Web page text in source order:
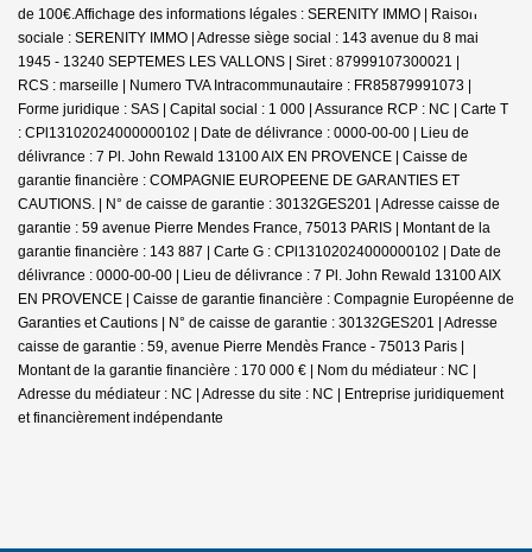
de 100€.Affichage des informations légales : SERENITY IMMO | Raison
sociale : SERENITY IMMO | Adresse siège social : 143 avenue du 8 mai
1945 - 13240 SEPTEMES LES VALLONS | Siret : 87999107300021 |
RCS : marseille | Numero TVA Intracommunautaire : FR85879991073 |
Forme juridique : SAS | Capital social : 1 000 | Assurance RCP : NC | Carte T
: CPl13102024000000102 | Date de délivrance : 0000-00-00 | Lieu de
délivrance : 7 Pl. John Rewald 13100 AIX EN PROVENCE | Caisse de
garantie financière : COMPAGNIE EUROPEENE DE GARANTIES ET
CAUTIONS. | N° de caisse de garantie : 30132GES201 | Adresse caisse de
garantie : 59 avenue Pierre Mendes France, 75013 PARIS | Montant de la
garantie financière : 143 887 | Carte G : CPl13102024000000102 | Date de
délivrance : 0000-00-00 | Lieu de délivrance : 7 Pl. John Rewald 13100 AIX
EN PROVENCE | Caisse de garantie financière : Compagnie Européenne de
Garanties et Cautions | N° de caisse de garantie : 30132GES201 | Adresse
caisse de garantie : 59, avenue Pierre Mendès France - 75013 Paris |
Montant de la garantie financière : 170 000 € | Nom du médiateur : NC |
Adresse du médiateur : NC | Adresse du site : NC | Entreprise juridiquement
et financièrement indépendante